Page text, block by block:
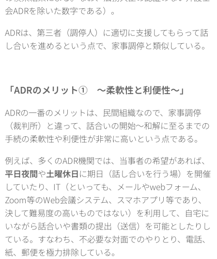
会ADRを除いた数字である）。
ADRは、第三者（調停人）に適切に支援してもらって話
し合いを進めるという点で、家事調停と類似している。
「ADRのメリット① 〜柔軟性と利便性〜」
ADRの一番のメリットは、民間組織なので、家事調停
（裁判所）と違って、話合いの開始〜和解に至るまでの
手続の柔軟性や利便性が非常に高いという点である。
例えば、多くのADR機関では、当事者の希望があれば、
平日夜間や土曜休日に期日（話し合いを行う場）を開催
していたり、IT（といっても、メールやwebフォーム、
Zoom等のWeb会議システム、スマホアプリ等であり、
決して難易度の高いものではない）を利用して、自宅に
いながら話合いや書類の提出（送信）を可能としたりし
ている。すなわち、不必要な対面でのやりとり、電話、
紙、郵便を極力排除している。